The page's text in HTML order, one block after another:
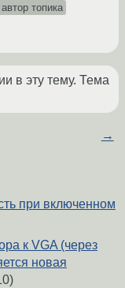
автор топика
в эту тему. Тема
→
при включенном
к VGA (через
новая